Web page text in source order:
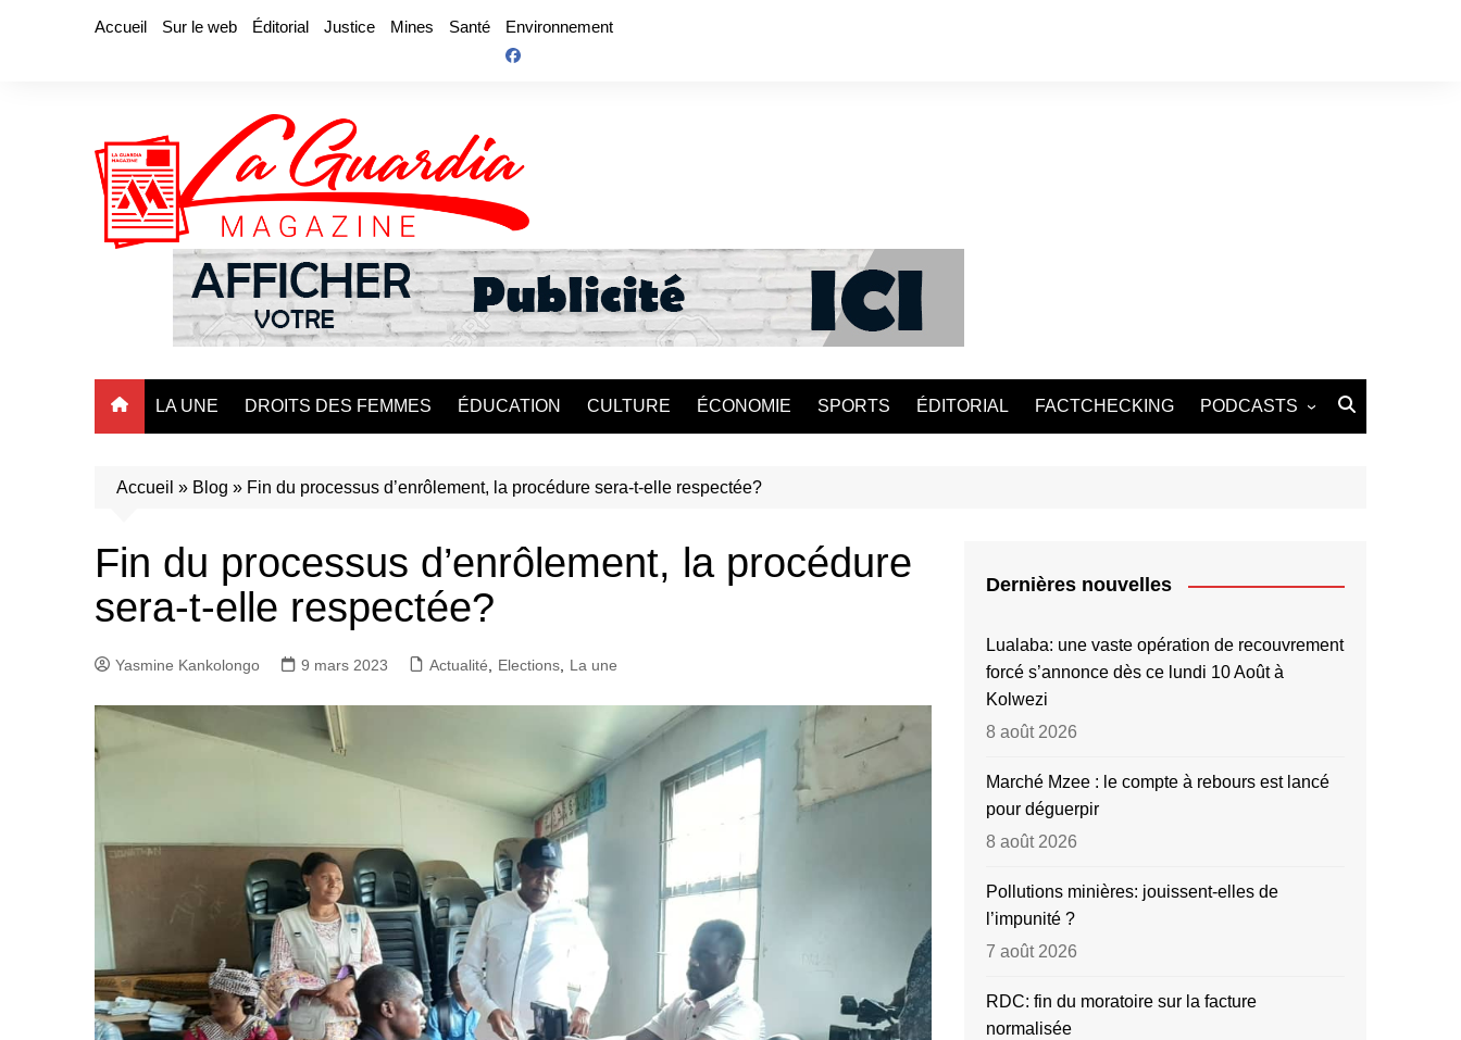
Accueil Sur le web Éditorial Justice Mines Santé Environnement
LA UNE DROITS DES FEMMES ÉDUCATION CULTURE ÉCONOMIE SPORTS ÉDITORIAL FACTCHECKING PODCASTS
Accueil » Blog » Fin du processus d’enrôlement, la procédure sera-t-elle respectée?
Fin du processus d’enrôlement, la procédure
sera-t-elle respectée?
Yasmine Kankolongo 9 mars 2023 Actualité, Elections, La une
Dernières nouvelles
Lualaba: une vaste opération de recouvrement
forcé s’annonce dès ce lundi 10 Août à
Kolwezi
8 août 2026
Marché Mzee : le compte à rebours est lancé
pour déguerpir
8 août 2026
Pollutions minières: jouissent-elles de
l’impunité ?
7 août 2026
RDC: fin du moratoire sur la facture
normalisée